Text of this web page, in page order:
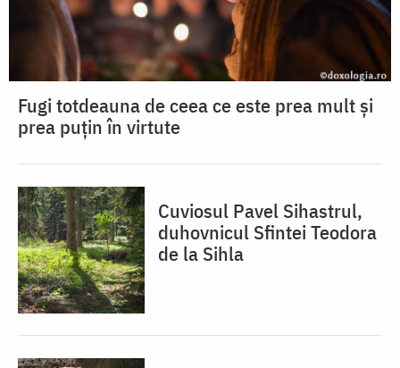
Fugi totdeauna de ceea ce este prea mult și
prea puțin în virtute
Cuviosul Pavel Sihastrul,
duhovnicul Sfintei Teodora
de la Sihla